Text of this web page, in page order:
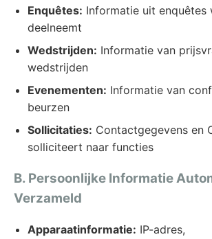
Enquêtes: Informatie uit enquêtes
deelneemt
Wedstrijden: Informatie van
wedstrijden
Evenementen: Informatie van
beurzen
Sollicitaties: Contactgegevens en
solliciteert naar functies
B. Persoonlijke Informatie
Verzameld
Apparaatinformatie: IP-adres,